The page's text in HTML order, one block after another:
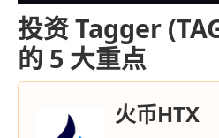
投资 Tagger
的 5 大重点
火币HTX